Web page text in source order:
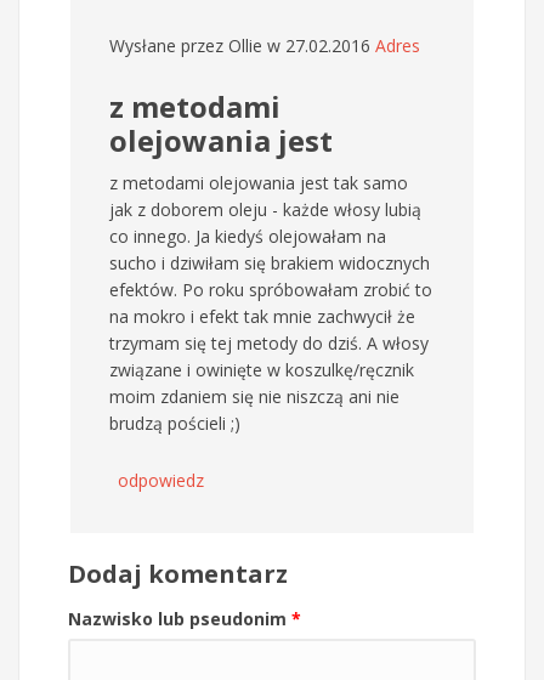
Wysłane przez Ollie w 27.02.2016 Adres
z metodami
olejowania jest
z metodami olejowania jest tak samo
jak z doborem oleju - każde włosy lubią
co innego. Ja kiedyś olejowałam na
sucho i dziwiłam się brakiem widocznych
efektów. Po roku spróbowałam zrobić to
na mokro i efekt tak mnie zachwycił że
trzymam się tej metody do dziś. A włosy
związane i owinięte w koszulkę/ręcznik
moim zdaniem się nie niszczą ani nie
brudzą pościeli ;)
odpowiedz
Dodaj komentarz
Nazwisko lub pseudonim *